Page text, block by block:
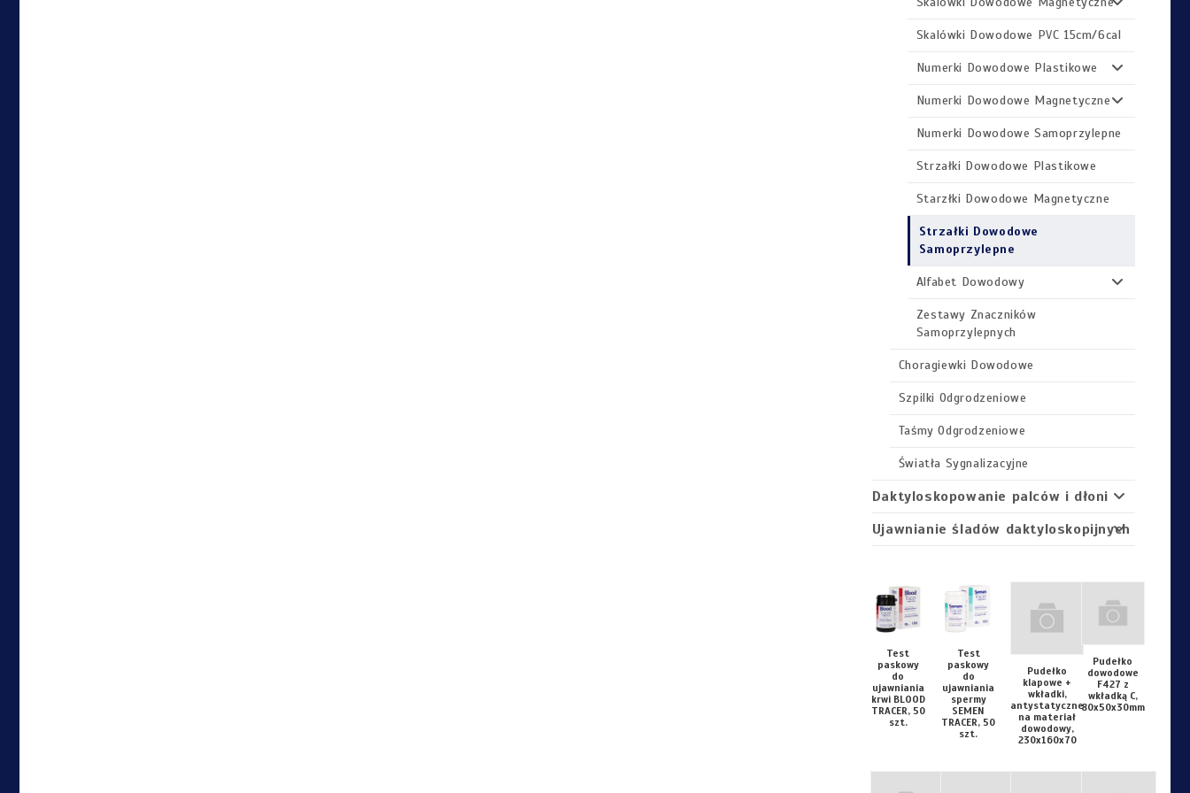
Daktyloskopowanie palców i dłoni
Ujawnianie śladów daktyloskopijnych
Zbieranie i zabezpieczanie
mikrośladów
Zbieranie i zabezpieczanie osmalin
Zabezpieczanie śladów
traseologicznych
Zabezpieczanie śladów
Skalówki Dowodowe PVC 15cm/6cal
Numerki Dowodowe Plastikowe
Numerki Dowodowe Magnetyczne
Numerki Dowodowe Samoprzylepne
Strzałki Dowodowe Plastikowe
Starzłki Dowodowe Magnetyczne
Strzałki Dowodowe
Samoprzylepne
Alfabet Dowodowy
Zestawy Znaczników
Samoprzylepnych
Choragiewki Dowodowe
Szpilki Odgrodzeniowe
Taśmy Odgrodzeniowe
Światła Sygnalizacyjne
Test
paskowy
do
ujawniania
krwi BLOOD
TRACER, 50
szt.
Test
paskowy
do
ujawniania
spermy
SEMEN
TRACER, 50
szt.
Pudełko
klapowe +
wkładki,
antystatyczne
na materiał
dowodowy,
230x160x70
Pudełko
dowodowe
F427 z
wkładką C,
80x50x30mm